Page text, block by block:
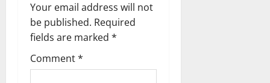
i
g
a
Your email address will not
be published. Required
fields are marked *
Comment*